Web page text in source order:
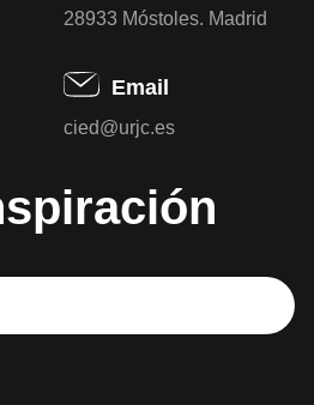
28933 Móstoles. Madrid
Email
cied@urjc.es